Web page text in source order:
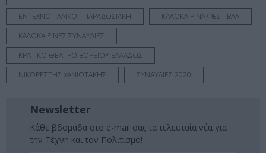
ΕΝΤΕΧΝΟ - ΛΑΪΚΟ - ΠΑΡΑΔΟΣΙΑΚΗ
ΚΑΛΟΚΑΙΡΙΝΑ ΦΕΣΤΙΒΑΛ
ΚΑΛΟΚΑΙΡΙΝΕΣ ΣΥΝΑΥΛΙΕΣ
ΚΡΑΤΙΚΟ ΘΕΑΤΡΟ ΒΟΡΕΙΟΥ ΕΛΛΑΔΟΣ
ΝΙΚΟΡΕΣΤΗΣ ΧΑΝΙΩΤΑΚΗΣ
ΣΥΝΑΥΛΙΕΣ 2020
Newsletter
Κάθε βδομάδα στο e-mail σας τα τελευταία νέα για
την Τέχνη και τον Πολιτισμό!